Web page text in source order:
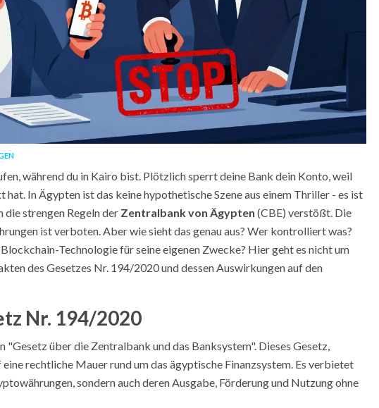
während du in Kairo bist. Plötzlich sperrt deine Bank dein Konto, weil
In Ägypten ist das keine hypothetische Szene aus einem Thriller - es ist
die strengen Regeln der Zentralbank von Ägypten (CBE) verstößt. Die
ist verboten. Aber wie sieht das genau aus? Wer kontrolliert was?
Technologie für seine eigenen Zwecke? Hier geht es nicht um
des Gesetzes Nr. 194/2020 und dessen Auswirkungen auf den
Nr. 194/2020
"Gesetz über die Zentralbank und das Banksystem". Dieses Gesetz,
eine rechtliche Mauer rund um das ägyptische Finanzsystem. Es verbietet
sondern auch deren Ausgabe, Förderung und Nutzung ohne